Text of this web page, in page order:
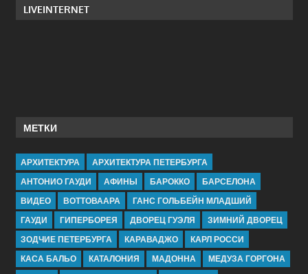
LIVEINTERNET
МЕТКИ
АРХИТЕКТУРА
АРХИТЕКТУРА ПЕТЕРБУРГА
АНТОНИО ГАУДИ
АФИНЫ БАРОККО
БАРСЕЛОНА
ВИДЕО
ВОТТОВААРА
ГАНС ГОЛЬБЕЙН МЛАДШИЙ
ГАУДИ
ГИПЕРБОРЕЯ ДВОРЕЦ ГУЭЛЯ
ЗИМНИЙ ДВОРЕЦ
ЗОДЧИЕ ПЕТЕРБУРГА
КАРАВАДЖО
КАРЛ РОССИ
КАСА БАЛЬО
КАТАЛОНИЯ МАДОННА
МЕДУЗА ГОРГОНА